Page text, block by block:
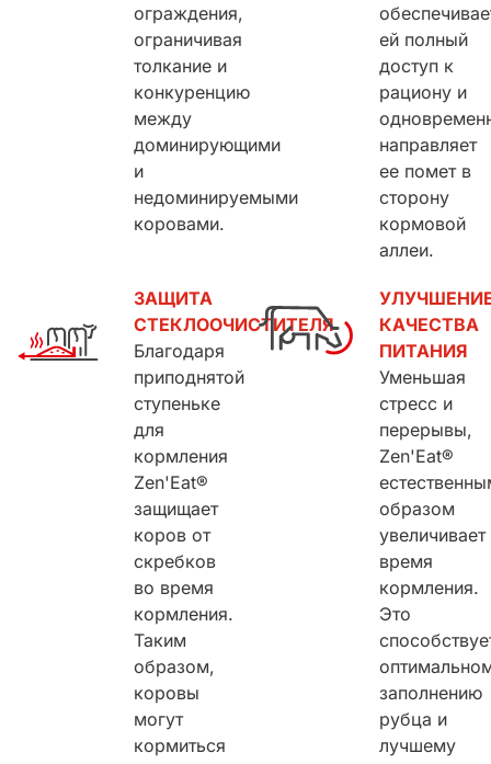
ограждения,
ограничивая
толкание и
конкуренцию
между
доминирующими
и
недоминируемыми
коровами.
ей полный
доступ к
рациону и
направляет
ее помет в
сторону
кормовой
аллеи.
ЗАЩИТА
СТЕКЛООЧИСТИТЕЛЯ
Благодаря
приподнятой
ступеньке
для
кормления
Zen'Eat®
защищает
коров от
скребков
во время
кормления.
Таким
образом,
коровы
могут
кормиться
КАЧЕСТВА
ПИТАНИЯ
Уменьшая
стресс и
перерывы,
Zen'Eat®
образом
увеличивает
время
кормления.
Это
заполнению
рубца и
лучшему